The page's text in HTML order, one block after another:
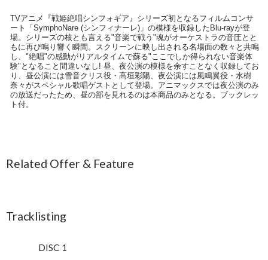
TVアニメ『戦姫絶唱シンフォギア』シリーズ初となるフィルムコンサ
ート「SymphoNare (シンフィナーレ)」の模様を収録したBlu-rayが登
場。シリーズの核とも言える"音楽で戦う"魂がオーケストラの音圧とと
もに再び鳴り響く瞬間。スクリーンに映し出される名場面の数々と共鳴
し、"絶唱"の感動がリアルタイムで蘇る"ここでしか得られない音楽体
験"となること間違いなし! 昼、夜公演の模様を余すことなく収録してお
り、昼公演には雪音クリス役・高垣彩陽、夜公演には風鳴翼役・水樹
奈々がスペシャル歌唱ゲストとして登場。アニマックスでは夜公演のみ
の放送だったため、昼の部を見れるのは本商品のみとなる。ブックレッ
ト付。
Related Offer & Feature
Tracklisting
DISC 1